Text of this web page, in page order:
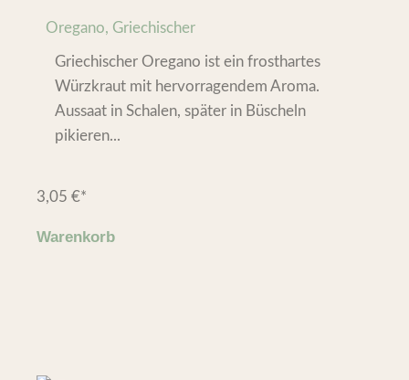
Oregano, Griechischer
Griechischer Oregano ist ein frosthartes
Würzkraut mit hervorragendem Aroma.
Aussaat in Schalen, später in Büscheln
pikieren...
3,05 €*
Warenkorb